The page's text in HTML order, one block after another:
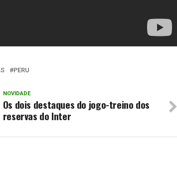
PERU
NOVIDADE
Os dois destaques do jogo-treino dos
reservas do Inter